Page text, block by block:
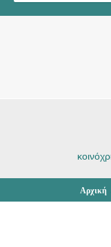
Αρχική